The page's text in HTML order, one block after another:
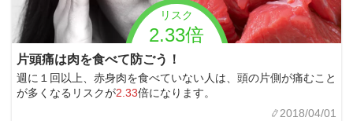
リスク
2.33倍
片頭痛は肉を食べて防ごう！
週に１回以上、赤身肉を食べていない人は、頭の片側が痛むこと
が多くなるリスクが2.33倍になります。
2018/04/01